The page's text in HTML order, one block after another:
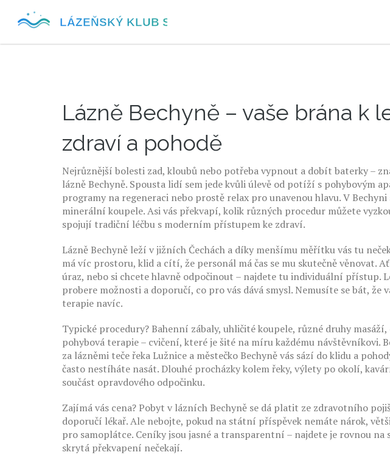
Lázně Bechyně – vaše brána k
zdraví a pohodě
Nejrůznější bolesti zad, kloubů nebo potřeba vypnout a dobít baterky –
lázně Bechyně. Spousta lidí sem jede kvůli úlevě od potíží s pohybovým
programy na regeneraci nebo prostě relax pro unavenou hlavu. V Bechyni
minerální koupele. Asi vás překvapí, kolik různých procedur můžete
spojují tradiční léčbu s moderním přístupem ke zdraví.
Lázně Bechyně leží v jižních Čechách a díky menšímu měřítku vás tu
má víc prostoru, klid a cítí, že personál má čas se mu skutečně věnovat.
úraz, nebo si chcete hlavně odpočinout – najdete tu individuální přístup.
probere možnosti a doporučí, co pro vás dává smysl. Nemusíte se bát, že
terapie navíc.
Typické procedury? Bahenní zábaly, uhličité koupele, různé druhy
pohybová terapie – cvičení, které je šité na míru každému návštěvníkovi.
za lázněmi teče řeka Lužnice a městečko Bechyně vás sází do klidu a
často nestíháte nasát. Dlouhé procházky kolem řeky, výlety po okolí,
součást opravdového odpočinku.
Zajímá vás cena? Pobyt v lázních Bechyně se dá platit ze zdravotního
doporučí lékař. Ale nebojte, pokud na státní příspěvek nemáte nárok,
pro samoplátce. Ceníky jsou jasné a transparentní – najdete je rovnou na
skrytá překvapení nečekají.